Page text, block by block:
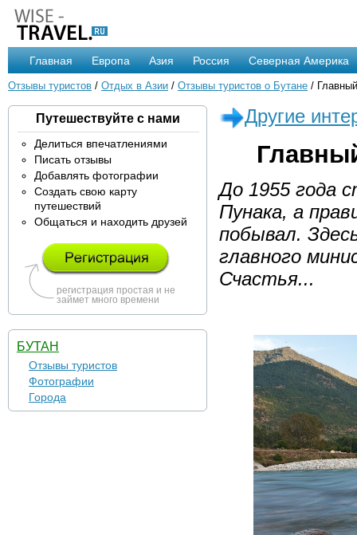
Главная Европа Азия Россия Северная Америка
Отзывы туристов / Отдых в Азии / Отзывы туристов о Бутане /
Путешествуйте с нами
Делиться впечатлениями
Писать отзывы
Добавлять фотографии
Создать свою карту
путешествий
Общаться и находить друзей
регистрация простая и не
займет много времени
БУТАН
Отзывы туристов
Фотографии
Города
Другие
До 1955 года
Пунака, а
побывал.
главного
Счастья...